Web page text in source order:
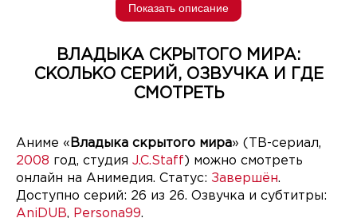
Показать описание
ВЛАДЫКА СКРЫТОГО МИРА:
СКОЛЬКО СЕРИЙ, ОЗВУЧКА И ГДЕ
СМОТРЕТЬ
Аниме « Владыка скрытого мира» (ТВ-сериал,
2008 год, студия J.C.Staff ) можно смотреть
онлайн на Анимедия. Статус: Завершён.
Доступно серий: 26 из 26. Озвучка и субтитры:
AniDUB, Persona99.